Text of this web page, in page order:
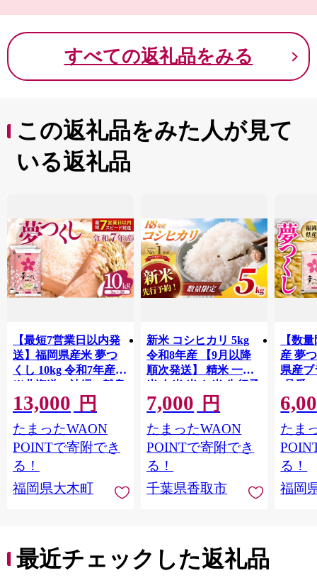
とした多くの化石を産する、地質学的にも重要な地域と
言われ、平成25年9月には『日本ジオパーク』の一つに認
定されております。
三笠ジオパークでは、アンモナイトが海を泳いでいた太
そして、現在は「日本一安心して誰もが住み続けたいま
ち」を掲げて、移住定住・子育て支援策に力を入れるな
ど、魅力、活気あふれるまちです。
しました。
将来の「食」のスペシャリストを目指して調理師などの
育成に特化したカリキュラムとなっており、これまで、
各種料理大会に出場し、全国優勝や数々の入賞を果たし
ています。
その生徒たちが運営する三笠高校生レストランが平成30
三笠の盆踊りは無形文化として北海道遺産にも登録され
ています。
伝統的にも三層に高く組まれた櫓（やぐら）、その周り
ことが出来ます。
例年8月13日～15日に行われる北海盆踊り大会の最終日に
は納涼花火大会も開催。約600発の花火を櫓越しに眺める
ことができます。
すべての返礼品をみる
この返礼品をみた人が見て
いる返礼品
【最短7営業日以内発
送】福岡県産米 夢つ
くし 10kg 令和7年産
※北海道・沖縄・離島
は配送不可 |【精米 単
一米 単一原料米 7年産
国産 お米 ブランド米
5kg × 2 ゆめつくし】
CY009_01
13,000 円
たまったWAON
POINTで寄附でき
る！
福岡県大木町
新米 コシヒカリ 5kg
令和8年産 【9月以降
順次発送】 精米 一等
米 白米 米 お米 先行予
約 数量 限定 こしひか
り 5キロ 米5kg ごはん
こめ コメ はくまい お
米マイスター 厳選 予
約 白飯 ※ okome kome
おむすび おにぎり 国
産 飯 おこめ 取り寄せ
7,000 円
たまったWAON
POINTで寄附でき
る！
千葉県香取市
【数
産 夢
県産ブ
(品番
たま
る！
福岡
最近チェックした返礼品